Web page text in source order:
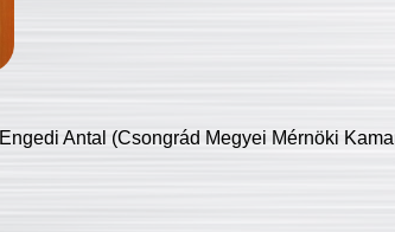
Engedi Antal (Csongrád Megyei Mérnöki